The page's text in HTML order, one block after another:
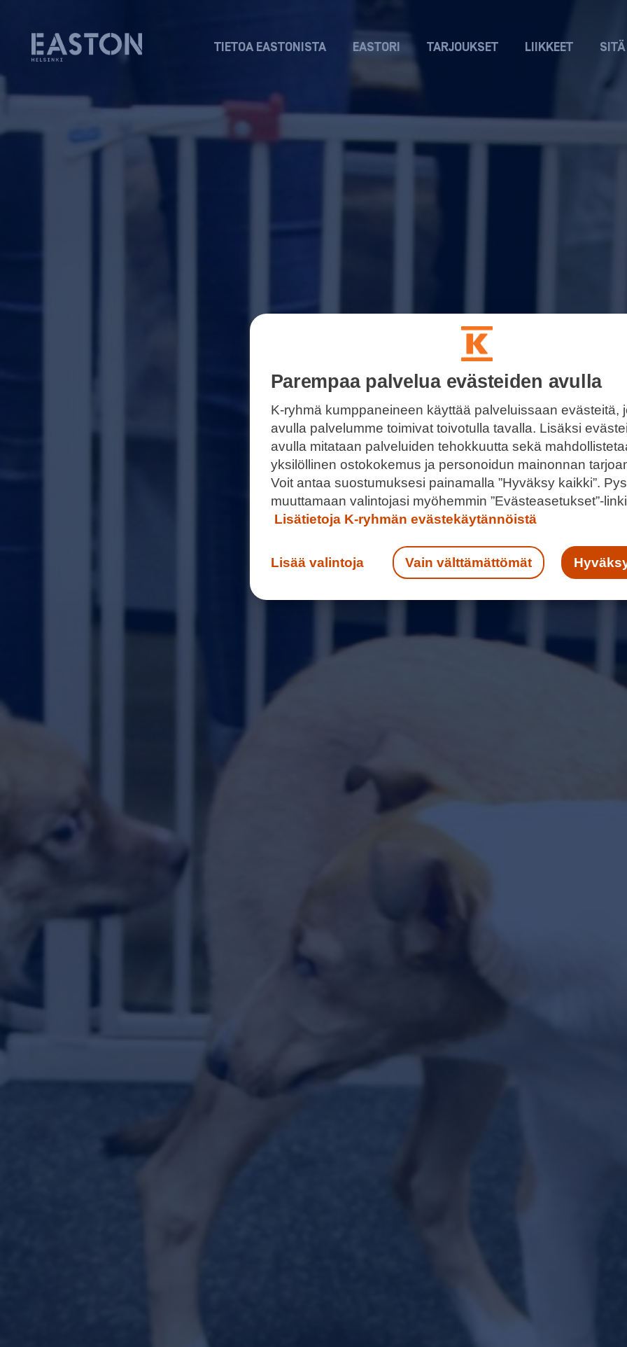
TIETOA EASTONISTA EASTORI TARJOUKSET LIIKKEET
Parempaa palvelua evästeiden avulla
K-ryhmä kumppaneineen käyttää palveluissaan evästeitä,
avulla palvelumme toimivat toivotulla tavalla. Lisäksi
avulla mitataan palveluiden tehokkuutta sekä
yksilöllinen ostokokemus ja personoidun mainonnan
Voit antaa suostumuksesi painamalla ”Hyväksy kaikki”.
muuttamaan valintojasi myöhemmin ”Evästeasetukset”-
Lisätietoja K-ryhmän evästekäytännöistä
Lisää valintoja Vain välttämättömät